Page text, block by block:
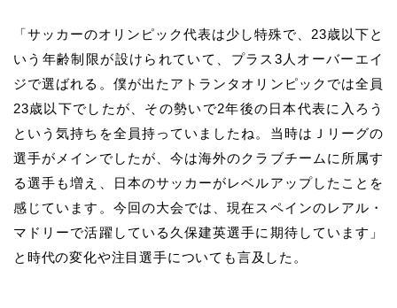
「サッカーのオリンピック代表は少し特殊で、 23歳以下と
いう年齢制限が設けられていて、プラス 3 人オーバーエイ
ジで選ばれる。僕が出たアトランタオリンピックでは全員
23歳以下でしたが、その勢いで2年後の日本代表に入ろう
という気持ちを全員持っていましたね。当時はＪリーグの
選手がメインでしたが、今は海外のクラブチームに所属す
る選手も増え、日本のサッカーがレベルアップしたことを
感じています。今回の大会では、現在スペインのレアル・
マドリーで活躍している久保建英選手に期待しています」
と時代の変化や注目選手についても言及した。